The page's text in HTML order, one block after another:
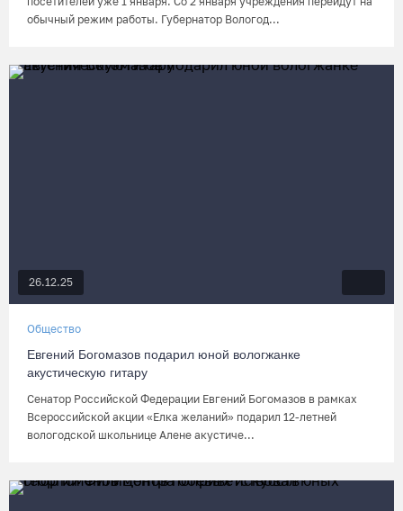
обычный режим работы. Губернатор Вологод...
26.12.25
Общество
Евгений Богомазов подарил юной вологжанке
акустическую гитару
Сенатор Российской Федерации Евгений Богомазов в рамках
Всероссийской акции «Елка желаний» подарил 12-летней
вологодской школьнице Алене акустиче...